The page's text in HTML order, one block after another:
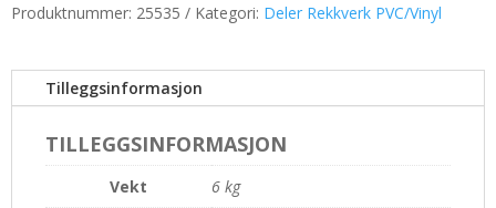
Produktnummer: 25535 Kategori: Deler Rekkverk PVC/Vinyl
Tilleggsinformasjon
TILLEGGSINFORMASJON
Vekt 6 kg